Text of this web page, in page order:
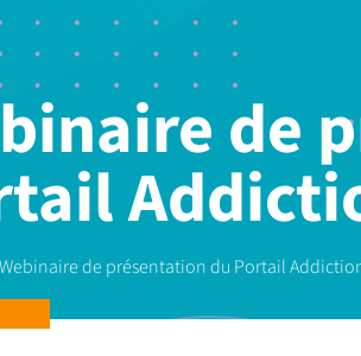
de
Webinaire de présentation du Portail